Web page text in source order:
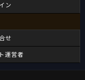
ン
せ
運営者